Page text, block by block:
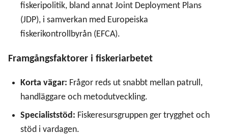
fiskeripolitik, bland annat Joint Deployment Plans
(JDP), i samverkan med Europeiska
fiskerikontrollbyrån (EFCA).
Framgångsfaktorer i fiskeriarbetet
Korta vägar: Frågor reds ut snabbt mellan patrull,
handläggare och metodutveckling.
Specialiststöd: Fiskeresursgruppen ger trygghet och
stöd i vardagen.